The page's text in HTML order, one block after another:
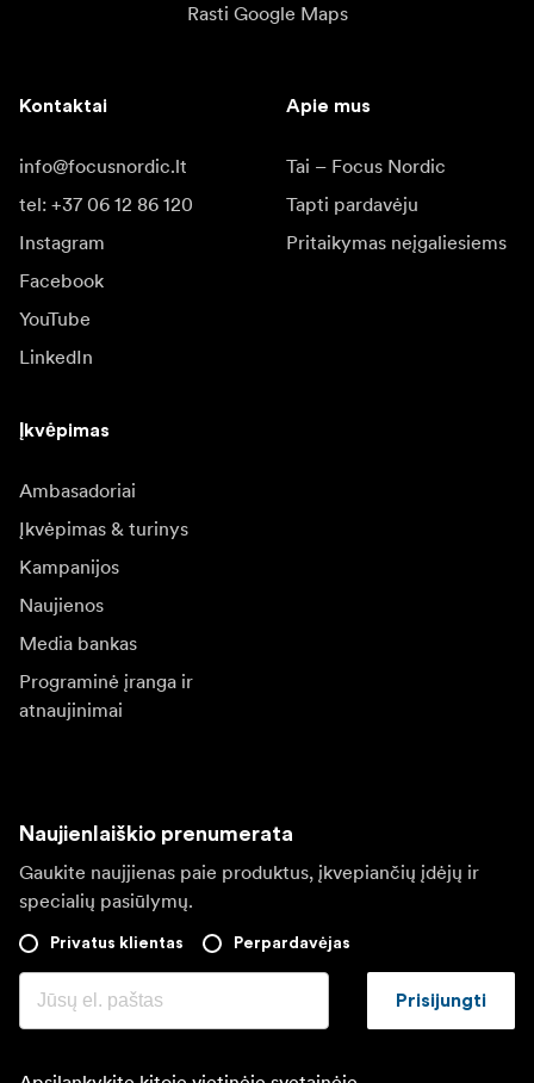
Rasti Google Maps
Kontaktai
info@focusnordic.lt
tel: +37 06 12 86 120
Instagram
Facebook
YouTube
LinkedIn
Apie mus
Tai – Focus Nordic
Tapti pardavėju
Pritaikymas neįgaliesiems
Įkvėpimas
Ambasadoriai
Įkvėpimas & turinys
Kampanijos
Naujienos
Media bankas
Programinė įranga ir
atnaujinimai
Naujienlaiškio prenumerata
Gaukite naujjienas paie produktus, įkvepiančių įdėjų ir
specialių pasiūlymų.
Privatus klientas Perpardavėjas
Prisijungti